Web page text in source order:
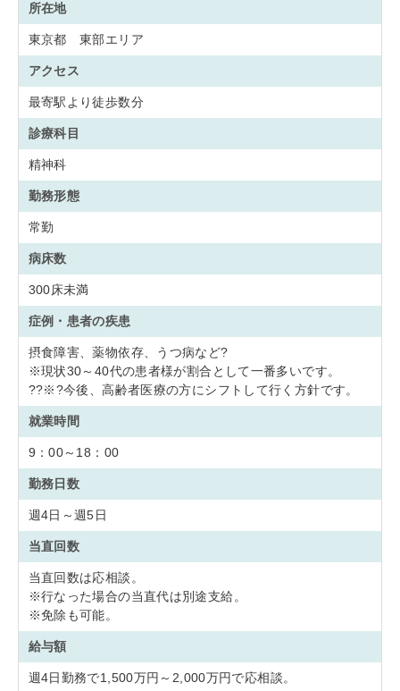
所在地
東京都 東部エリア
アクセス
最寄駅より徒歩数分
診療科目
精神科
勤務形態
常勤
病床数
300床未満
症例・患者の疾患
摂食障害、薬物依存、うつ病など?
※現状30～40代の患者様が割合として一番多いです。
??※?今後、高齢者医療の方にシフトして行く方針です。
就業時間
9：00～18：00
勤務日数
週4日～週5日
当直回数
当直回数は応相談。
※行なった場合の当直代は別途支給。
※免除も可能。
給与額
週4日勤務で1,500万円～2,000万円で応相談。